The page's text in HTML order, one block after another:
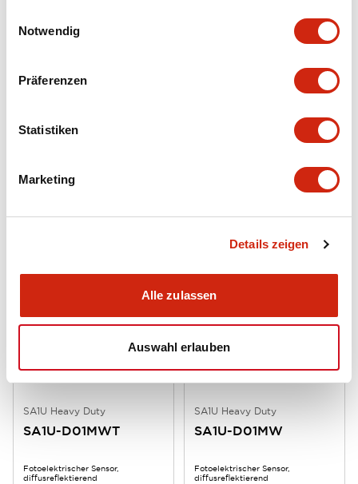
Notwendig
Präferenzen
Statistiken
Marketing
Details zeigen
Alle zulassen
Auswahl erlauben
SA1U-P07MT
SA1U Heavy Duty
SA1U-D01MWT
Fotoelektrischer Sensor,
diffusreflektierend
SA1U Heavy Duty
SA1U-D01MW
Fotoelektrischer Sensor,
diffusreflektierend